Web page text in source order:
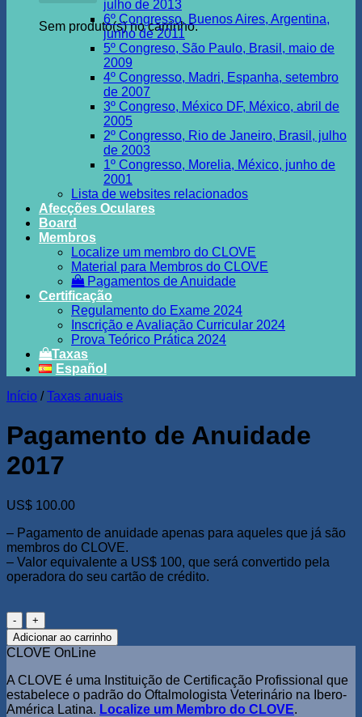
Sem produto(s) no carrinho.
julho de 2013
6º Congresso, Buenos Aires, Argentina,
junho de 2011
5º Congreso, São Paulo, Brasil, maio de
2009
4º Congresso, Madri, Espanha, setembro
de 2007
3º Congreso, México DF, México, abril de
2005
2º Congresso, Rio de Janeiro, Brasil, julho
de 2003
1º Congresso, Morelia, México, junho de
2001
Lista de websites relacionados
Afecções Oculares
Board
Membros
Localize um membro do CLOVE
Material para Membros do CLOVE
Pagamentos de Anuidade
Certificação
Regulamento do Exame 2024
Inscrição e Avaliação Curricular 2024
Prova Teórico Prática 2024
Taxas
Español
Início / Taxas anuais
Pagamento de Anuidade
2017
US$ 100.00
– Pagamento de anuidade apenas para aqueles que já são
membros do CLOVE.
– Valor equivalente a US$ 100, que será convertido pela
operadora do seu cartão de crédito.
Pagamento
de
Anuidade
2017
quantidade
Adicionar ao carrinho
CLOVE OnLine
A CLOVE é uma Instituição de Certificação Profissional que
estabelece o padrão do Oftalmologista Veterinário na Ibero-
América Latina. Localize um Membro do CLOVE.